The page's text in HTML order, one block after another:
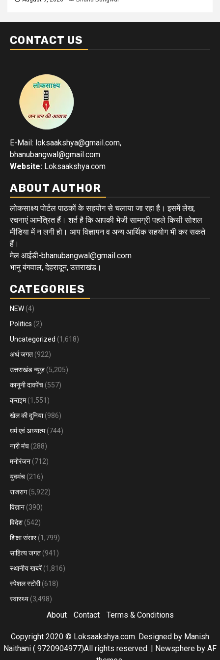
CONTACT US
E-Mail: loksaakshya@gmail.com,
bhanubangwal@gmail.com
Website: Loksaakshya.com
ABOUT AUTHOR
लोकसाक्ष्य पोर्टल पाठकों के सहयोग से चलाया जा रहा है। इसमें लेख,
रचनाएं आमंत्रित हैं। शर्त है कि आपकी भेजी सामग्री पहले किसी सोशल
मीडिया में न लगी हो। आप विज्ञापन व अन्य आर्थिक सहयोग भी कर सकते
हैं।
मेल आईडी-bhanubangwal@gmail.com
भानु बंगवाल, देहरादून, उत्तराखंड।
CATEGORIES
NEW (4)
Politics (2)
Uncategorized (1,618)
अर्थ जगत (922)
उत्तराखंड न्यूज़ (5,205)
कानूनी दावपेंच (557)
क्राइम(1,551)
खेल की दुनिया(986)
धर्म एवं अध्यात्म(744)
नारी मंच (288)
मनोरंजन (712)
युवमंच (216)
राजराग(5,922)
विज्ञान (390)
विदेश (542)
शिक्षा संसार(1,799)
साहित्य जगत (941)
स्थानीय खबरें(1,816)
स्पेशल स्टोरी(618)
स्वास्थ्य (3,498)
About Contact Terms & Conditions
Copyright 2020 © Loksaakshya.com. Designed by Manish
Naithani ( 9720904977)All rights reserved. | Newsphere by AF